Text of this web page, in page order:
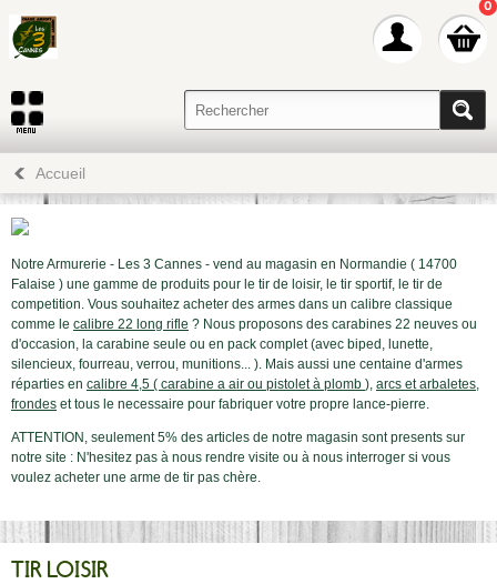
0
Accueil
Notre Armurerie - Les 3 Cannes - vend au magasin en Normandie ( 14700
Falaise ) une gamme de produits pour le tir de loisir, le tir sportif, le tir de
competition. Vous souhaitez acheter des armes dans un calibre classique
comme le calibre 22 long rifle ? Nous proposons des carabines 22 neuves ou
d'occasion, la carabine seule ou en pack complet (avec biped, lunette,
silencieux, fourreau, verrou, munitions... ). Mais aussi une centaine d'armes
réparties en calibre 4,5 ( carabine a air ou pistolet à plomb ), arcs et arbaletes,
frondes et tous le necessaire pour fabriquer votre propre lance-pierre.
ATTENTION, seulement 5% des articles de notre magasin sont presents sur
notre site : N'hesitez pas à nous rendre visite ou à nous interroger si vous
voulez acheter une arme de tir pas chère.
TIR LOISIR